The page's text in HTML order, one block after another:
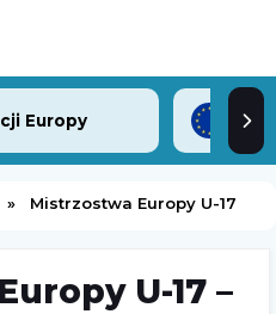
Europy
Mistrzostwa Europy U-17
U-17 –